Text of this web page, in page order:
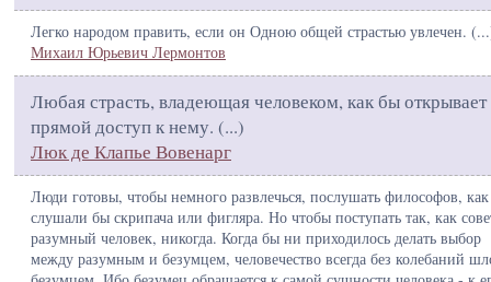
Легко народом править, если он Одною общей страстью увлечен. (...
Михаил Юрьевич Лермонтов
Любая страсть, владеющая человеком, как бы открывает
прямой доступ к нему. (...)
Люк де Клапье Вовенарг
Люди готовы, чтобы немного развлечься, послушать философов,
слушали бы скрипача или фигляра. Но чтобы поступать так, как
разумный человек, никогда. Когда бы ни приходилось делать выбор
между разумным и безумцем, человечество всегда без колебаний